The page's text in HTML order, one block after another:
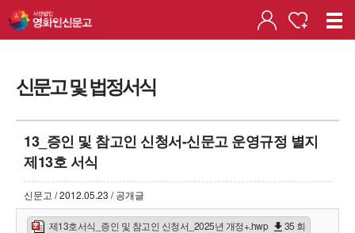
신문고 및 법정서식
13_증인 및 참고인 신청서-신문고 운영규정 별지
제13호 서식
신문고 / 2012.05.23 / 공개글
제13호서식_증인 및 참고인 신청서_2025년 개정+.hwp
35 회